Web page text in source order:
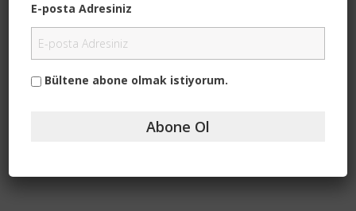
E-posta Adresiniz
Bültene abone olmak istiyorum.
Abone Ol